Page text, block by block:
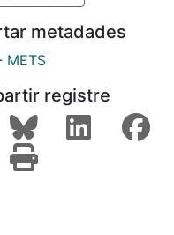
metadades
METS
registre